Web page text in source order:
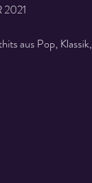
aus Pop, Klassik,